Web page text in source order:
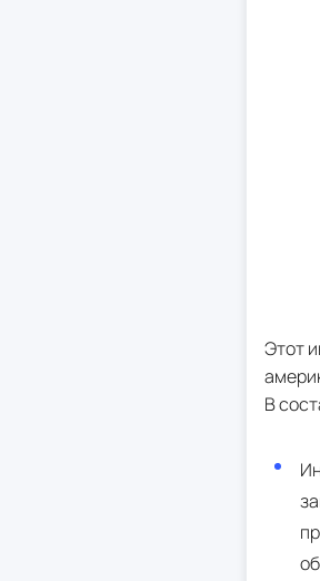
Этот
В